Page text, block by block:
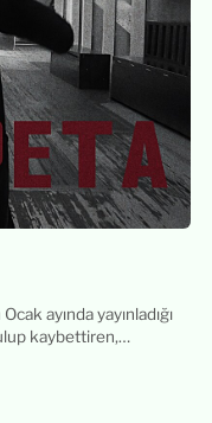
ayında yayınladığı
kaybettiren,…